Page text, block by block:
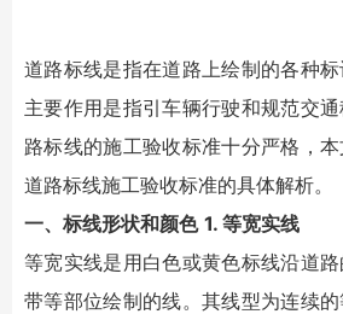
道路标线是指在道路上绘制的各种
主要作用是指引车辆行驶和规范交
路标线的施工验收标准十分严格，
道路标线施工验收标准的具体解析。
一、标线形状和颜色 1. 等宽实线
等宽实线是用白色或黄色标线沿道
带等部位绘制的线。其线型为连续